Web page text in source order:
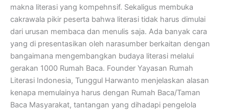
makna literasi yang kompehnsif. Sekaligus membuka
cakrawala pikir peserta bahwa literasi tidak harus dimulai
dari urusan membaca dan menulis saja. Ada banyak cara
yang di presentasikan oleh narasumber berkaitan dengan
bangaimana mengembangkan budaya literasi melalui
gerakan 1000 Rumah Baca. Founder Yayasan Rumah
Literasi Indonesia, Tunggul Harwanto menjelaskan alasan
kenapa memulainya harus dengan Rumah Baca/Taman
Baca Masyarakat, tantangan yang dihadapi pengelola